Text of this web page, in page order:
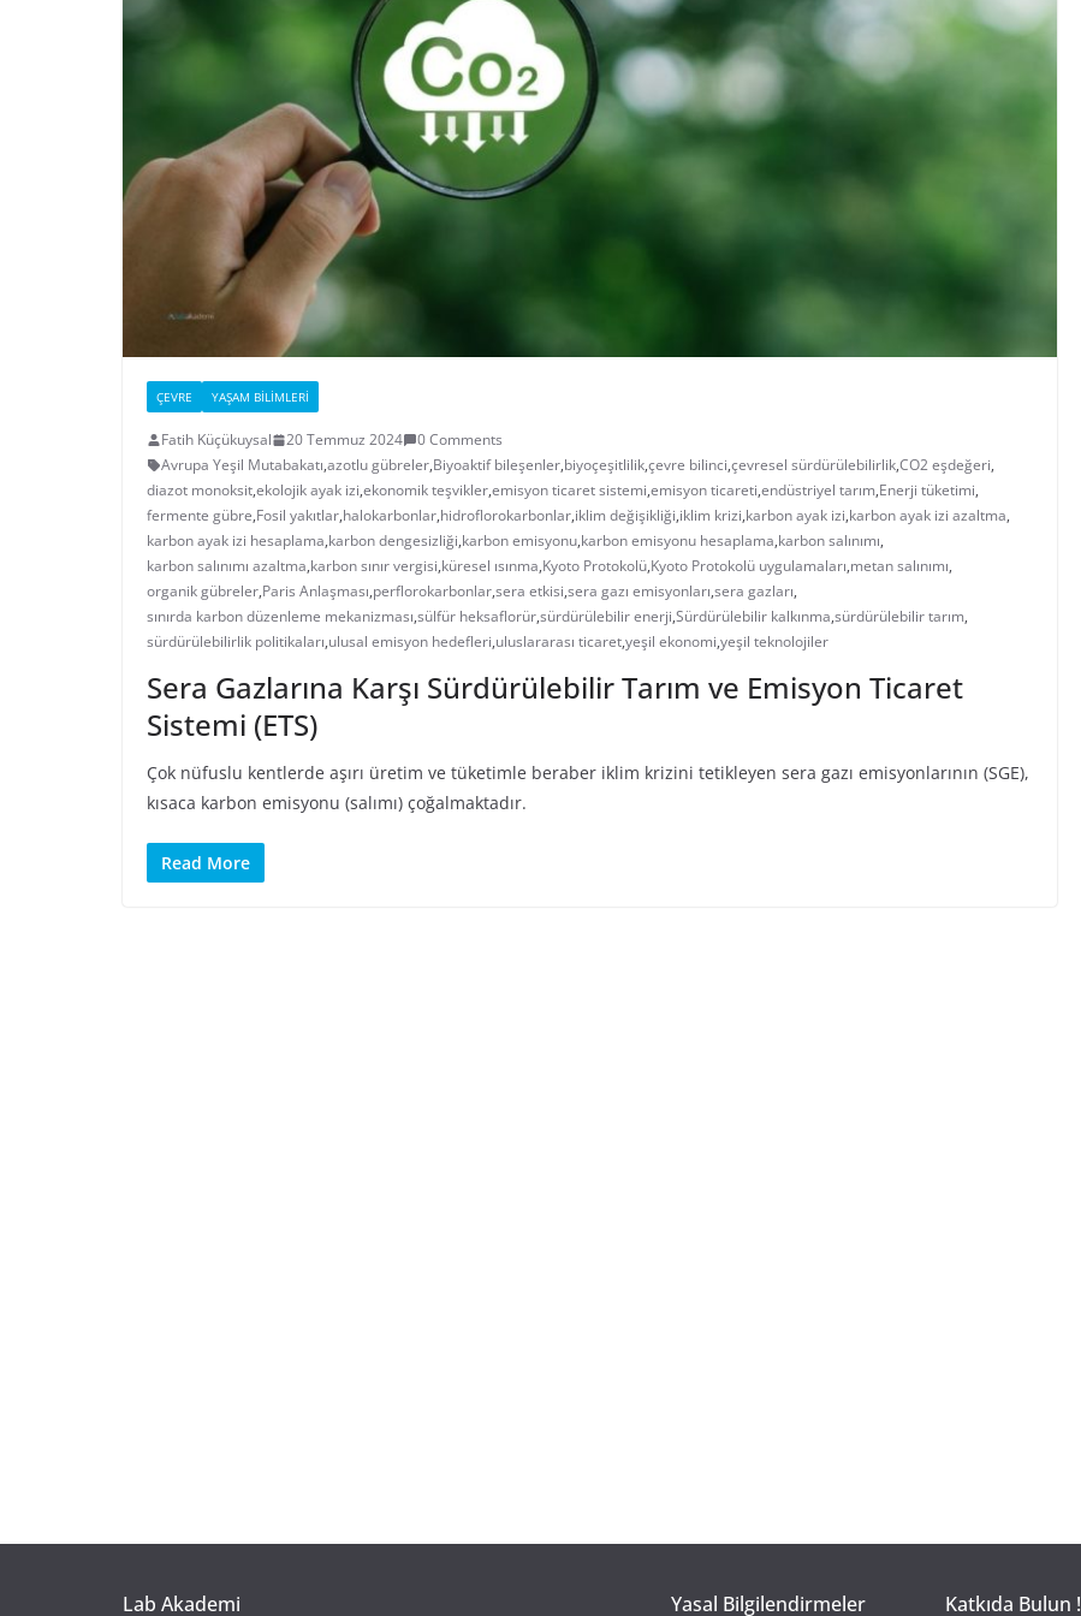
ÇEVRE YAŞAM BILIMLERI
Fatih Küçükuysal 20 Temmuz 2024
0 Comments
Avrupa Yeşil Mutabakatı,azotlu gübreler,Biyoaktif bileşenler,biyoçeşitlilik,çevre bilinci,çevresel sürdürülebilirlik,CO2 eşdeğeri,
diazot monoksit,ekolojik ayak izi,ekonomik teşvikler,emisyon ticaret sistemi,emisyon ticareti,endüstriyel tarım,Enerji tüketimi,
fermente gübre,Fosil yakıtlar,halokarbonlar,hidroflorokarbonlar,iklim değişikliği,iklim krizi,karbon ayak izi,karbon ayak izi azaltma,
karbon ayak izi hesaplama,karbon dengesizliği,karbon emisyonu,karbon emisyonu hesaplama,karbon salınımı,
karbon salınımı azaltma,karbon sınır vergisi,küresel ısınma,Kyoto Protokolü,Kyoto Protokolü uygulamaları,metan salınımı,
organik gübreler,Paris Anlaşması,perflorokarbonlar,sera etkisi,sera gazı emisyonları,sera gazları,
sınırda karbon düzenleme mekanizması,sülfür heksaflorür,sürdürülebilir enerji,Sürdürülebilir kalkınma,sürdürülebilir tarım,
sürdürülebilirlik politikaları,ulusal emisyon hedefleri,uluslararası ticaret,yeşil ekonomi,yeşil teknolojiler
Sera Gazlarına Karşı Sürdürülebilir Tarım ve Emisyon Ticaret
Sistemi (ETS)
Çok nüfuslu kentlerde aşırı üretim ve tüketimle beraber iklim krizini tetikleyen sera gazı emisyonlarının (SGE),
kısaca karbon emisyonu (salımı) çoğalmaktadır.
Read More
Lab Akademi Yasal Bilgilendirmeler Katkıda Bulun !